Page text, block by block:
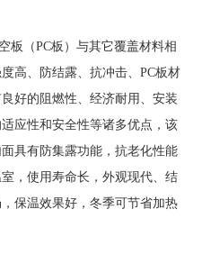
板（PC板）与其它覆盖材料相
高、防结露、抗冲击、PC板材
好的阻燃性、经济耐用、安装
应性和安全性等诸多优点，该
具有防集露功能，抗老化性能
，使用寿命长，外观现代、结
保温效果好，冬季可节省加热